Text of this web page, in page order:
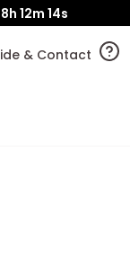
12m 13s
& Contact